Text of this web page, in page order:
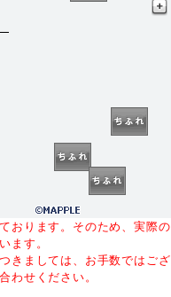
おります。そのため、実際の
ます。
きましては、お手数ではござ
わせください。